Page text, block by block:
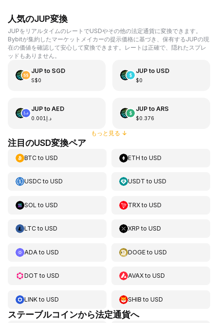
人気のJUP変換
JUPをリアルタイムのレートでUSDやその他の法定通貨に変換できます。
Bybitが集約したマーケットメイカーの提示価格に基づき、保有するJUPの現
在の価値を確認して安心して変換できます。レートは正確で、隠れたスプレ
ッドもありません。
JUPto SGD
S$0
JUPto USD
$0
JUPto AED
د.إ0.001
JUPto ARS
$0.376
もっと見る ↓
注目のUSD変換ペア
BTCto USD ETH toUSD
USDCto USD USDT toUSD
SOL to USD TRXtoUSD
LTCto USD XRP toUSD
ADA to USD DOGEtoUSD
DOT to USD AVAXtoUSD
LINKto USD SHIB toUSD
ステーブルコインから法定通貨へ